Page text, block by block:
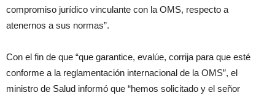
compromiso jurídico vinculante con la OMS, respecto a
atenernos a sus normas”.
Con el fin de que “que garantice, evalúe, corrija para que esté
conforme a la reglamentación internacional de la OMS”, el
ministro de Salud informó que “hemos solicitado y el señor